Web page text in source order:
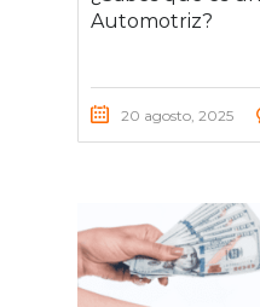
Automotriz?
20 agosto, 2025